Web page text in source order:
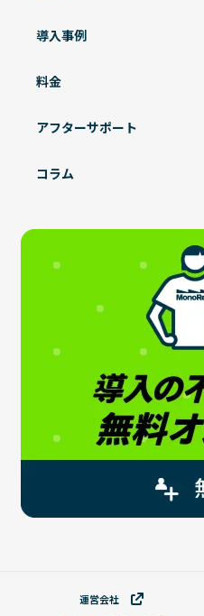
導入事例
料金
アフターサポート
コラム
運営会社